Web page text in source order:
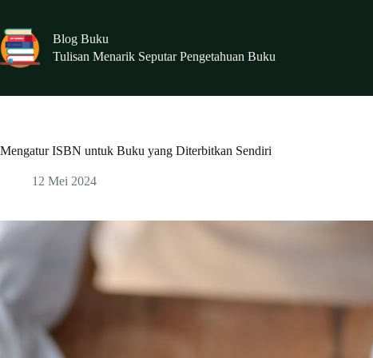
content
Blog Buku
Tulisan Menarik Seputar Pengetahuan Buku
Mengatur ISBN untuk Buku yang Diterbitkan Sendiri
12 Mei 2024